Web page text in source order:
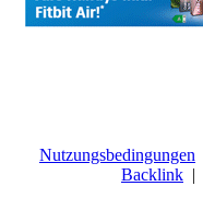
Nutzungsbedingungen
Backlink |